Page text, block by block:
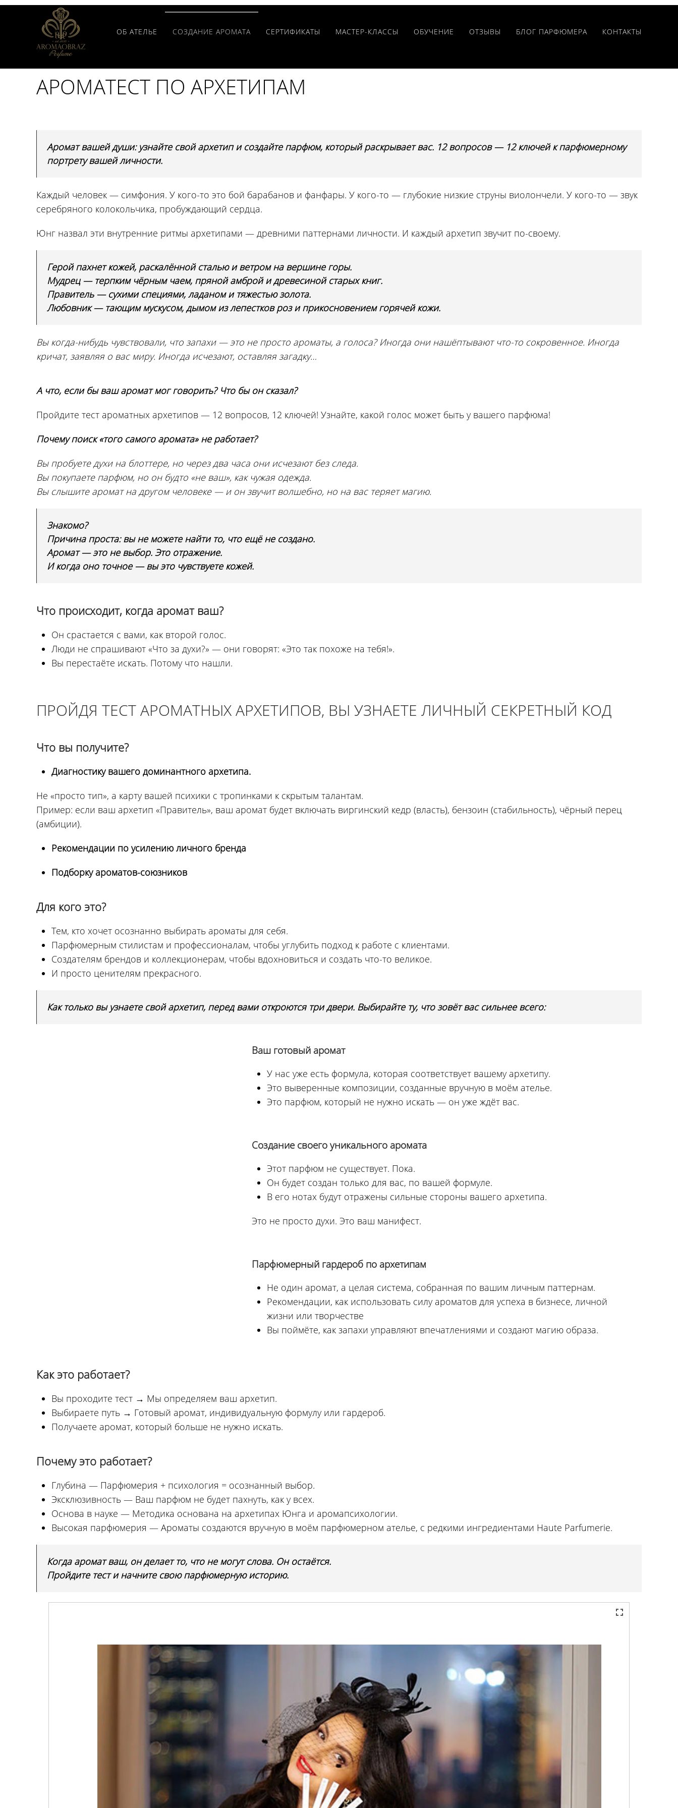
ОБ АТЕЛЬЕ СОЗДАНИЕ АРОМАТА CЕРТИФИКАТЫ МАСТЕР-КЛАССЫ ОБУЧЕНИЕ ОТЗЫВЫ БЛОГ ПАРФЮМЕРА КОНТАКТЫ
АРОМАТЕСТ ПО АРХЕТИПАМ
Аромат вашей души: узнайте свой архетип и создайте парфюм, который раскрывает вас. 12 вопросов — 12 ключей к парфюмерному
портрету вашей личности.
Каждый человек — симфония. У кого-то это бой барабанов и фанфары. У кого-то — глубокие низкие струны виолончели. У кого-то — звук
серебряного колокольчика, пробуждающий сердца.
Юнг назвал эти внутренние ритмы архетипами — древними паттернами личности. И каждый архетип звучит по-своему.
Герой пахнет кожей, раскалённой сталью и ветром на вершине горы.
Мудрец — терпким чёрным чаем, пряной амброй и древесиной старых книг.
Правитель — сухими специями, ладаном и тяжестью золота.
Любовник — тающим мускусом, дымом из лепестков роз и прикосновением горячей кожи.
Вы когда-нибудь чувствовали, что запахи — это не просто ароматы, а голоса? Иногда они нашёптывают что-то сокровенное. Иногда
кричат, заявляя о вас миру. Иногда исчезают, оставляя загадку…
А что, если бы ваш аромат мог говорить? Что бы он сказал?
Пройдите тест ароматных архетипов — 12 вопросов, 12 ключей! Узнайте, какой голос может быть у вашего парфюма!
Почему поиск «того самого аромата» не работает?
Вы пробуете духи на блоттере, но через два часа они исчезают без следа.
Вы покупаете парфюм, но он будто «не ваш», как чужая одежда.
Вы слышите аромат на другом человеке — и он звучит волшебно, но на вас теряет магию.
Знакомо?
Причина проста: вы не можете найти то, что ещё не создано.
Аромат — это не выбор. Это отражение.
И когда оно точное — вы это чувствуете кожей.
Что происходит, когда аромат ваш?
Он срастается с вами, как второй голос.
Люди не спрашивают «Что за духи?» — они говорят: «Это так похоже на тебя!».
Вы перестаёте искать. Потому что нашли.
ПРОЙДЯ ТЕСТ АРОМАТНЫХ АРХЕТИПОВ, ВЫ УЗНАЕТЕ ЛИЧНЫЙ СЕКРЕТНЫЙ КОД
Что вы получите?
Диагностику вашего доминантного архетипа.
Не «просто тип», а карту вашей психики с тропинками к скрытым талантам.
Пример: если ваш архетип «Правитель», ваш аромат будет включать виргинский кедр (власть), бензоин (стабильность), чёрный перец
(амбиции).
Рекомендации по усилению личного бренда
Подборку ароматов-союзников
Для кого это?
Тем, кто хочет осознанно выбирать ароматы для себя.
Парфюмерным стилистам и профессионалам, чтобы углубить подход к работе с клиентами.
Создателям брендов и коллекционерам, чтобы вдохновиться и создать что-то великое.
И просто ценителям прекрасного.
Как только вы узнаете свой архетип, перед вами откроются три двери. Выбирайте ту, что зовёт вас сильнее всего:
Ваш готовый аромат
У нас уже есть формула, которая соответствует вашему архетипу.
Это выверенные композиции, созданные вручную в моём ателье.
Это парфюм, который не нужно искать — он уже ждёт вас.
Создание своего уникального аромата
Этот парфюм не существует. Пока.
Он будет создан только для вас, по вашей формуле.
В его нотах будут отражены сильные стороны вашего архетипа.
Это не просто духи. Это ваш манифест.
Парфюмерный гардероб по архетипам
Не один аромат, а целая система, собранная по вашим личным паттернам.
Рекомендации, как использовать силу ароматов для успеха в бизнесе, личной
жизни или творчестве
Вы поймёте, как запахи управляют впечатлениями и создают магию образа.
Как это работает?
Вы проходите тест → Мы определяем ваш архетип.
Выбираете путь → Готовый аромат, индивидуальную формулу или гардероб.
Получаете аромат, который больше не нужно искать.
Почему это работает?
Глубина — Парфюмерия + психология = осознанный выбор.
Эксклюзивность — Ваш парфюм не будет пахнуть, как у всех.
Основа в науке — Методика основана на архетипах Юнга и аромапсихологии.
Высокая парфюмерия — Ароматы создаются вручную в моём парфюмерном ателье, с редкими ингредиентами Haute Parfumerie.
Когда аромат ваш, он делает то, что не могут слова. Он остаётся.
Пройдите тест и начните свою парфюмерную историю.